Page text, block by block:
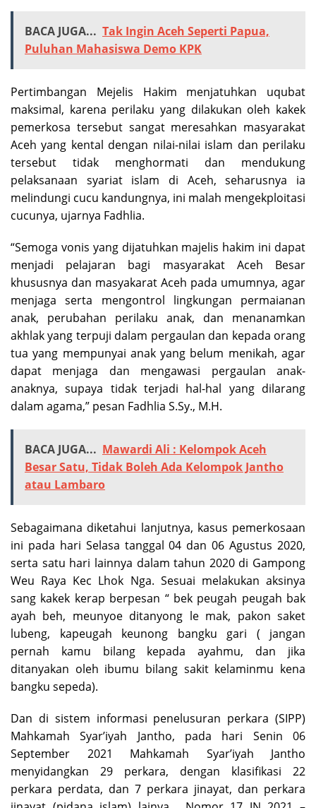
BACA JUGA... Tak Ingin Aceh Seperti Papua,
Puluhan Mahasiswa Demo KPK
Pertimbangan Mejelis Hakim menjatuhkan uqubat
maksimal, karena perilaku yang dilakukan oleh kakek
pemerkosa tersebut sangat meresahkan masyarakat
Aceh yang kental dengan nilai-nilai islam dan perilaku
tersebut tidak menghormati dan mendukung
pelaksanaan syariat islam di Aceh, seharusnya ia
melindungi cucu kandungnya, ini malah mengekploitasi
cucunya, ujarnya Fadhlia.
“Semoga vonis yang dijatuhkan majelis hakim ini dapat
menjadi pelajaran bagi masyarakat Aceh Besar
khususnya dan masyakarat Aceh pada umumnya, agar
menjaga serta mengontrol lingkungan permaianan
anak, perubahan perilaku anak, dan menanamkan
akhlak yang terpuji dalam pergaulan dan kepada orang
tua yang mempunyai anak yang belum menikah, agar
dapat menjaga dan mengawasi pergaulan anak-
anaknya, supaya tidak terjadi hal-hal yang dilarang
dalam agama,” pesan Fadhlia S.Sy., M.H.
BACA JUGA... Mawardi Ali : Kelompok Aceh
Besar Satu, Tidak Boleh Ada Kelompok Jantho
atau Lambaro
Sebagaimana diketahui lanjutnya, kasus pemerkosaan
ini pada hari Selasa tanggal 04 dan 06 Agustus 2020,
serta satu hari lainnya dalam tahun 2020 di Gampong
Weu Raya Kec Lhok Nga. Sesuai melakukan aksinya
sang kakek kerap berpesan “ bek peugah peugah bak
ayah beh, meunyoe ditanyong le mak, pakon saket
lubeng, kapeugah keunong bangku gari ( jangan
pernah kamu bilang kepada ayahmu, dan jika
ditanyakan oleh ibumu bilang sakit kelaminmu kena
bangku sepeda).
Dan di sistem informasi penelusuran perkara (SIPP)
Mahkamah Syar’iyah Jantho, pada hari Senin 06
September 2021 Mahkamah Syar’iyah Jantho
menyidangkan 29 perkara, dengan klasifikasi 22
perkara perdata, dan 7 perkara jinayat, dan perkara